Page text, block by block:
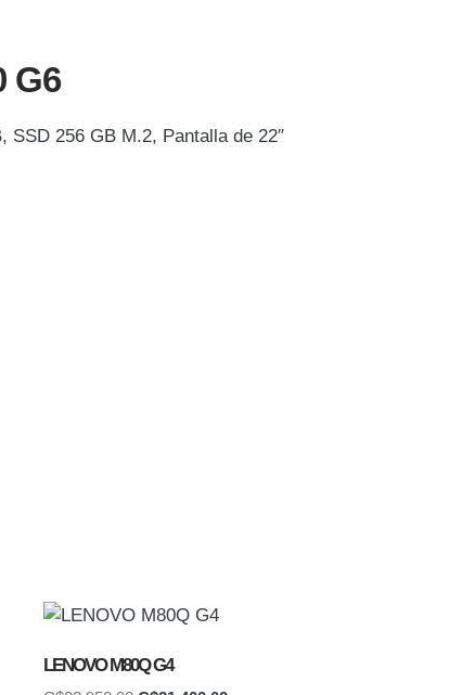
G6
SSD 256 GB M.2, Pantalla de 22″
LENOVO M80Q G4